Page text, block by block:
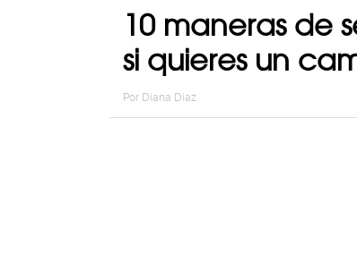
10 maneras de
si quieres un
Por Diana Diaz